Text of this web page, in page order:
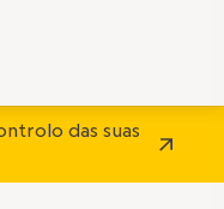
das suas